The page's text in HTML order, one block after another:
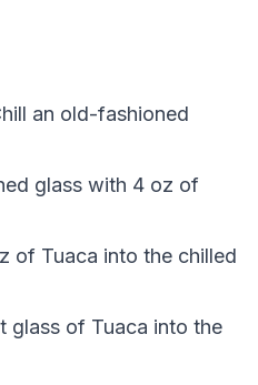
an old-fashioned
glass with 4 oz of
of Tuaca into the chilled
glass of Tuaca into the